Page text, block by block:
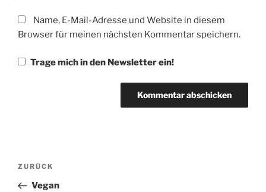
Name, E-Mail-Adresse und Website in diesem
Browser für meinen nächsten Kommentar speichern.
Trage mich in den Newsletter ein!
Beitragsnavigation
Vorheriger
Beitrag
ZURÜCK
Vegan